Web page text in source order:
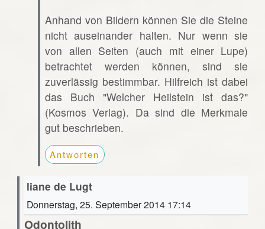
Anhand von Bildern können Sie die Steine
nicht auseinander halten. Nur wenn sie
von allen Seiten (auch mit einer Lupe)
betrachtet werden können, sind sie
zuverlässig bestimmbar. Hilfreich ist dabei
das Buch "Welcher Heilstein ist das?"
(Kosmos Verlag). Da sind die Merkmale
gut beschrieben.
Antworten
liane de Lugt
Donnerstag, 25. September 2014 17:14
Odontolith